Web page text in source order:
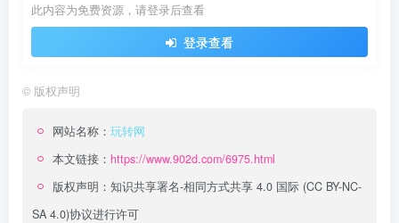
此内容为免费资源，请登录后查看
登录查看
© 版权声明
网站名称： 玩转网
本文链接： https://www.902d.com/6975.html
版权声明： 知识共享署名-相同方式共享 4.0 国际 (CC BY-NC-
SA 4.0)协议进行许可